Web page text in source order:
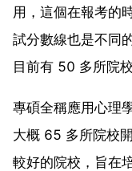
用，這個在報考的
試分數線也是不同
目前有 50 多所院
專碩全稱應用心理
大概 65 多所院校
較好的院校，旨在